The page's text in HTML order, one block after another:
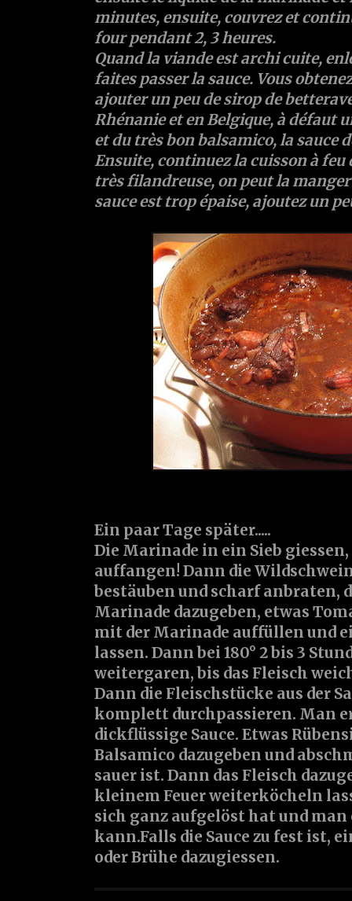
minutes, ensuite, couvrez et
four pendant 2, 3 heures.
Quand la viande est archi cuite,
faites passer la sauce. Vous
ajouter un peu desirop de
Rhénanie et en Belgique, à défaut
et du très bonbalsamico, la sauce
Ensuite, continuez la cuisson à feu
très filandreuse, on peut la
sauce est trop épaise, ajoutez un
Ein paar Tage später.....
Die Marinade in ein Sieb giessen,
auffangen! Dann die
bestäuben und scharf anbraten,
Marinade dazugeben, etwas
mit der Marinade auffüllen und
lassen. Dann bei 180° 2 bis 3
weitergaren, bis das Fleisch
Dann die Fleischstücke aus der
komplett durchpassieren. Man
dickflüssige Sauce. Etwas
Balsamico dazugeben und
sauer ist. Dann das Fleisch
kleinem Feuer weiterköcheln
sich ganz aufgelöst hat und
kann.Falls die Sauce zu fest ist,
oder Brühe dazugiessen.